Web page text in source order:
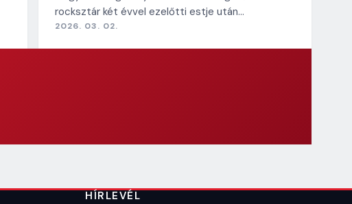
rocksztár két évvel ezelőtti estje után…
2026. 03. 02.
HÍRLEVÉL